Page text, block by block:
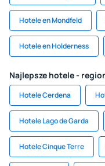
Hotele en Mondfeld
Hotele en Holderness
Najlepsze hotele -
Hotele Cerdena
Hotele Lago de Garda
Hotele Cinque Terre